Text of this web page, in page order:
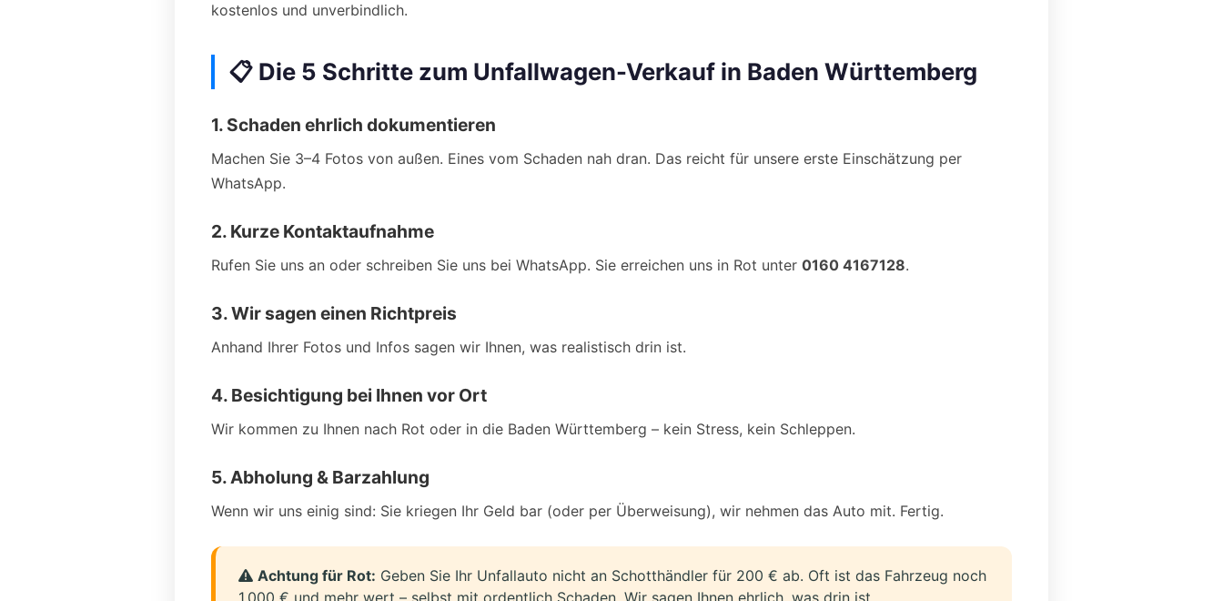
kostenlos und unverbindlich.
📋 Die 5 Schritte zum Unfallwagen-Verkauf in Baden Württemberg
1. Schaden ehrlich dokumentieren
Machen Sie 3–4 Fotos von außen. Eines vom Schaden nah dran. Das reicht für unsere erste Einschätzung per
WhatsApp.
2. Kurze Kontaktaufnahme
Rufen Sie uns an oder schreiben Sie uns bei WhatsApp. Sie erreichen uns in Rot unter 0160 4167128.
3. Wir sagen einen Richtpreis
Anhand Ihrer Fotos und Infos sagen wir Ihnen, was realistisch drin ist.
4. Besichtigung bei Ihnen vor Ort
Wir kommen zu Ihnen nach Rot oder in die Baden Württemberg – kein Stress, kein Schleppen.
5. Abholung & Barzahlung
Wenn wir uns einig sind: Sie kriegen Ihr Geld bar (oder per Überweisung), wir nehmen das Auto mit. Fertig.
Achtung für Rot: Geben Sie Ihr Unfallauto nicht an Schotthändler für 200 € ab. Oft ist das Fahrzeug noch